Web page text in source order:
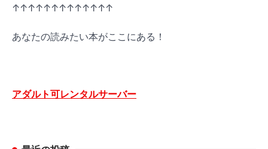
↑↑↑↑↑↑↑↑↑↑↑↑↑
あなたの読みたい本がここにある！
アダルト可レンタルサーバー